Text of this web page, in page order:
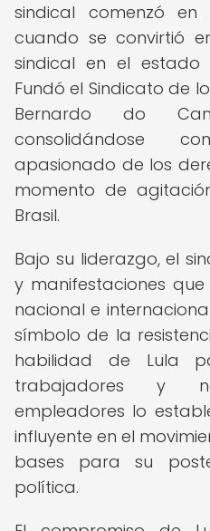
sindical comenzó
cuando se convirtió
sindical en el estado
Fundó el Sindicato de
Bernardo do
consolidándose
apasionado de los
momento de
Brasil.
Bajo su liderazgo, el
y manifestaciones
nacional e
símbolo de la
habilidad de Lula
trabajadores y
empleadores lo
influyente en el
bases para su
política.